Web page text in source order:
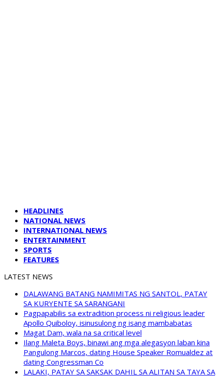
HEADLINES
NATIONAL NEWS
INTERNATIONAL NEWS
ENTERTAINMENT
SPORTS
FEATURES
LATEST NEWS
DALAWANG BATANG NAMIMITAS NG SANTOL, PATAY
SA KURYENTE SA SARANGANI
Pagpapabilis sa extradition process ni religious leader
Apollo Quiboloy, isinusulong ng isang mambabatas
Magat Dam, wala na sa critical level
Ilang Maleta Boys, binawi ang mga alegasyon laban kina
Pangulong Marcos, dating House Speaker Romualdez at
dating Congressman Co
LALAKI, PATAY SA SAKSAK DAHIL SA ALITAN SA TAYA SA